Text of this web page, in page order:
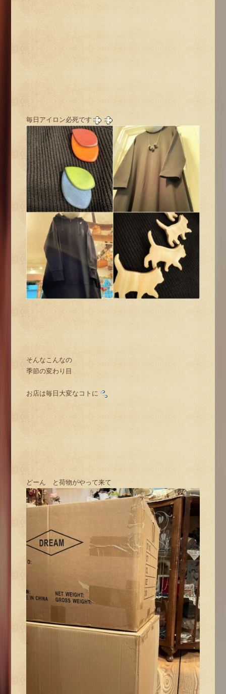
毎日アイロン必死です
そんなこんなの
季節の変わり目
お店は毎日大変なコトに
どーん と荷物がやって来て